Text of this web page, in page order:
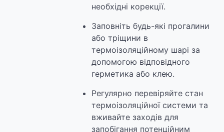
необхідні корекції.
Заповніть будь-які прогалини
або тріщини в
термоізоляційному шарі за
допомогою відповідного
герметика або клею.
Регулярно перевіряйте стан
термоізоляційної системи та
вживайте заходів для
запобігання потенційним